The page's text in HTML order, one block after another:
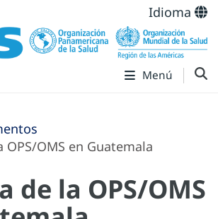
Idioma
Menú
OMS en Guatemala
de la OPS/OMS